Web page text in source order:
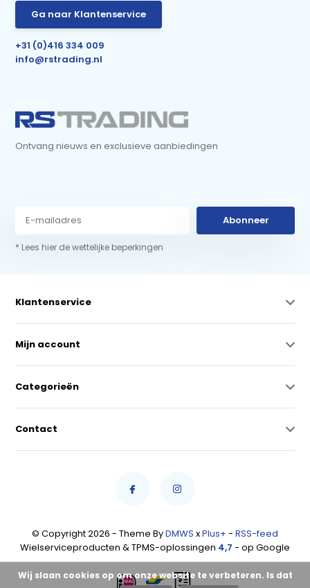
Ga naar Klantenservice
+31 (0)416 334 009
info@rstrading.nl
Ontvang nieuws en exclusieve aanbiedingen
Abonneer
* Lees hier de wettelijke beperkingen
Klantenservice
Mijn account
Categorieën
Contact
© Copyright 2026 - Theme ByDMWS xPlus+ - RSS-feed
Wielserviceproducten & TPMS-oplossingen 4,7 - op Google
Wij slaan cookies op om onze website te verbeteren. Is dat